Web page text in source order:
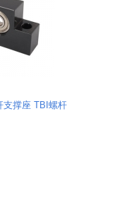
支撑座 TBI螺杆